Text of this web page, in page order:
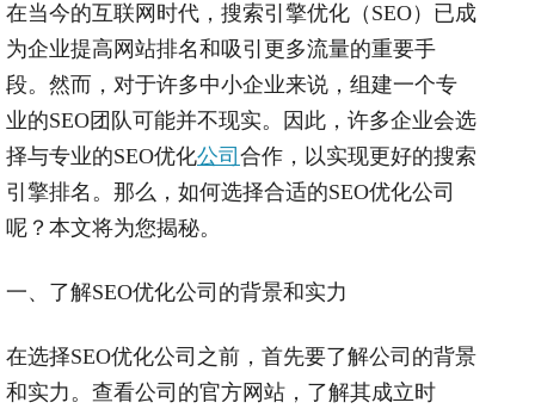
在当今的互联网时代，搜索引擎优化（ SEO）已成
为企业提高网站排名和吸引更多流量的重要手
段。然而，对于许多中小企业来说，组建一个专
业的SEO团队可能并不现实。因此，许多企业会选
择与专业的SEO优化公司 合作，以实现更好的搜索
引擎排名。那么，如何选择合适的SEO优化公司
呢？本文将为您揭秘。
一、了解SEO优化公司的背景和实力
在选择SEO优化公司之前，首先要了解公司的背景
和实力。查看公司的官方网站，了解其成立时